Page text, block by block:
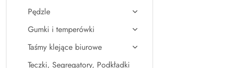
Pędzle
Gumki i temperówki
Taśmy klejące biurowe
Teczki, Segregatory, Podkładki